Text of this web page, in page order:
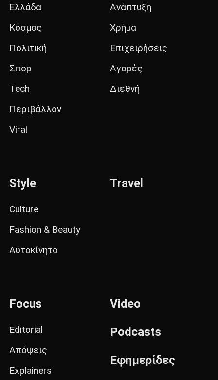
Ελλάδα
Κόσμος
Πολιτική
Σπορ
Tech
Περιβάλλον
Viral
Ανάπτυξη
Χρήμα
Επιχειρήσεις
Αγορές
Διεθνή
Style
Culture
Fashion & Beauty
Αυτοκίνητο
Travel
Focus
Editorial
Απόψεις
Explainers
Video
Podcasts
Εφημερίδες